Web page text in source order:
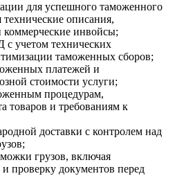
для успешного таможенного
описания,
инвойсы;
учетом технических
таможенных сборов;
платежей и
стоимости услуги;
процедурам,
товаров и требованиям к
доставки с контролем над
грузов, включая
проверку документов перед